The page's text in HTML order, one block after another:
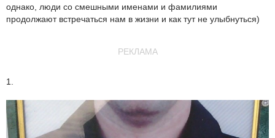
однако, люди со смешными именами и фамилиями
продолжают встречаться нам в жизни и как тут не улыбнуться)
РЕКЛАМА
1.